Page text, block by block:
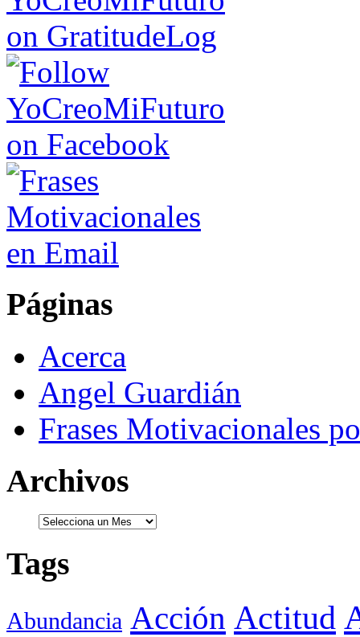
Páginas
Acerca
Angel Guardián
Frases Motivacionales
Archivos
Tags
Abundancia Acción Actitud